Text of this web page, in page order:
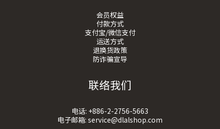
会员权益
付款方式
支付宝/微信支付
运送方式
退换货政策
防诈骗宣导
联络我们
电话: +886-2-2756-5663
电子邮箱: service@dlalshop.com